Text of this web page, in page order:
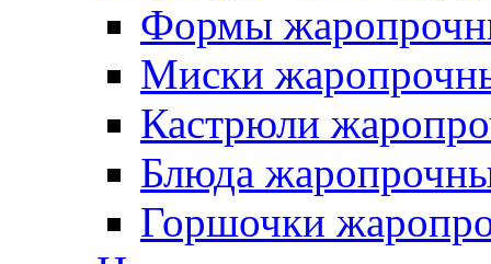
Формы
Миски
Кастрюли
Блюда
Горшочки